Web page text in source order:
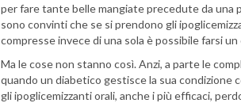
per fare tante belle mangiate precedute da una
sono convinti che se si prendono gli
compresse invece di una sola è possibile farsi
Ma le cose non stanno così. Anzi, a parte le
quando un diabetico gestisce la sua
gli ipoglicemizzanti orali, anche i più efficaci,